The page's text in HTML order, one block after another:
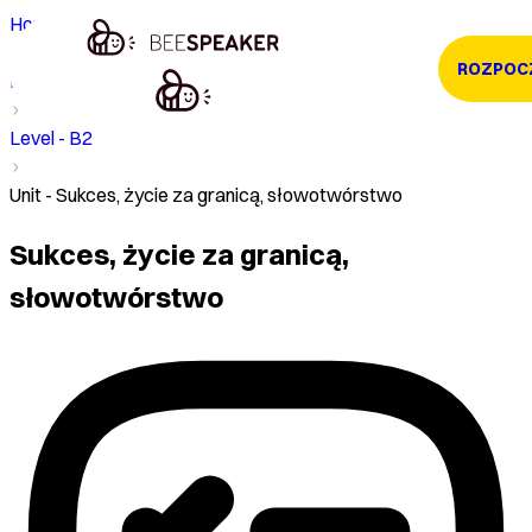
Home
Kurs
Level - B2
Unit - Sukces, życie za granicą, słowotwórstwo
Sukces, życie za granicą,
słowotwórstwo